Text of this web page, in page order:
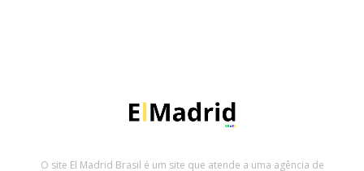
O site El Madrid Brasil é um site que atende a uma agência de